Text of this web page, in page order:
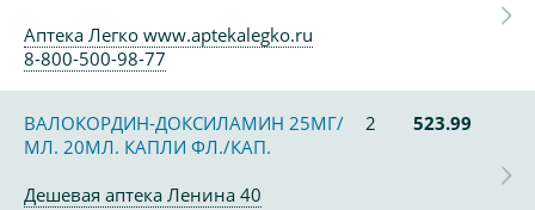
Аптека Легко www.aptekalegko.ru
8-800-500-98-77
ВАЛОКОРДИН-ДОКСИЛАМИН 25МГ/
МЛ. 20МЛ. КАПЛИ ФЛ./КАП.
2 523.99
Дешевая аптека Ленина 40